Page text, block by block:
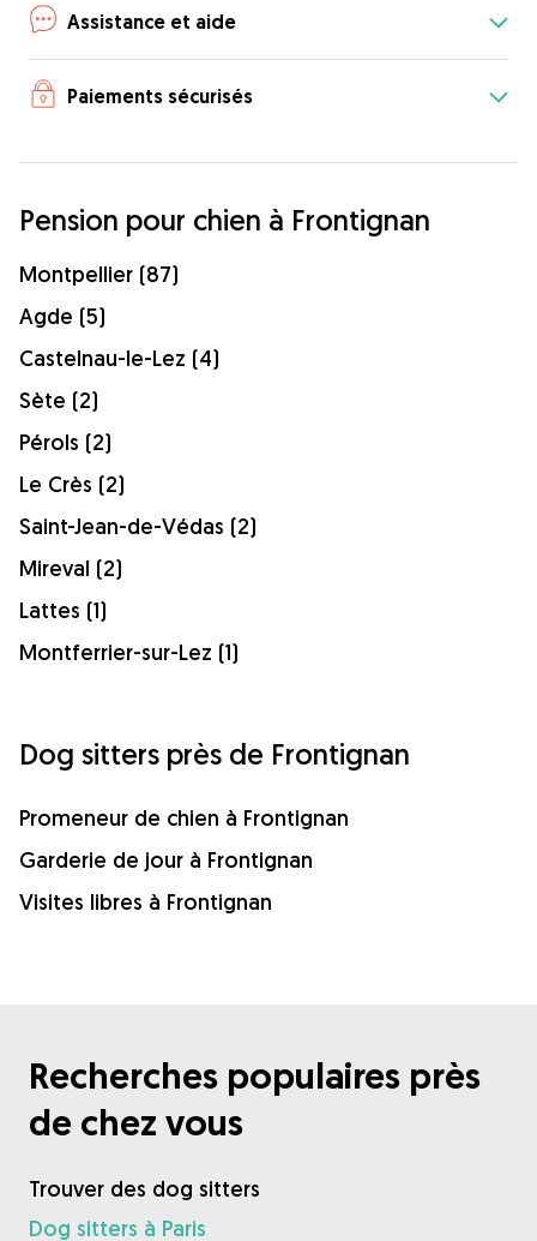
Assistance et aide
Paiements sécurisés
Pension pour chien à Frontignan
Montpellier (87)
Agde (5)
Castelnau-le-Lez (4)
Sète (2)
Pérols (2)
Le Crès (2)
Saint-Jean-de-Védas (2)
Mireval (2)
Lattes (1)
Montferrier-sur-Lez (1)
Dog sitters près de Frontignan
Promeneur de chien à Frontignan
Garderie de jour à Frontignan
Visites libres à Frontignan
Recherches populaires près
de chez vous
Trouver des dog sitters
Dog sitters à Paris